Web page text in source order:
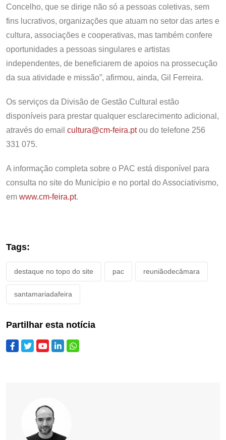
Concelho, que se dirige não só a pessoas coletivas, sem
fins lucrativos, organizações que atuam no setor das artes e
cultura, associações e cooperativas, mas também confere
oportunidades a pessoas singulares e artistas
independentes, de beneficiarem de apoios na prossecução
da sua atividade e missão”, afirmou, ainda, Gil Ferreira.
Os serviços da Divisão de Gestão Cultural estão
disponíveis para prestar qualquer esclarecimento adicional,
através do email cultura@cm-feira.ptou do telefone 256
331 075.
A informação completa sobre o PAC está disponível para
consulta no site do Município e no portal do Associativismo,
em www.cm-feira.pt.
Tags:
destaque no topo do site pac reuniãodecâmara
santamariadafeira
Partilhar esta notícia